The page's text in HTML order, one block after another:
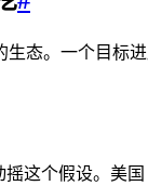
态。一个目标
这个假设。